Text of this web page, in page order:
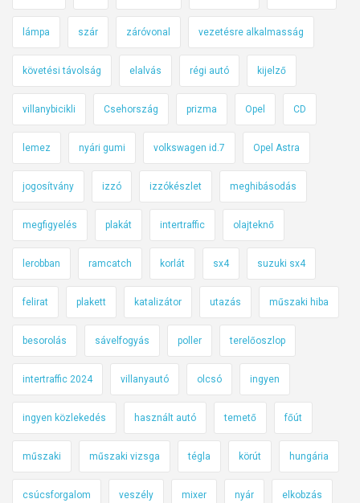
lámpa szár záróvonal vezetésre alkalmasság
követési távolság elalvás régi autó kijelző
villanybicikli Csehország prizma Opel CD
lemez nyári gumi volkswagen id.7 Opel Astra
jogosítvány izzó izzókészlet meghibásodás
megfigyelés plakát intertraffic olajteknő
lerobban ramcatch korlát sx4 suzuki sx4
felirat plakett katalizátor utazás műszaki hiba
besorolás sávelfogyás poller terelőoszlop
intertraffic 2024 villanyautó olcsó ingyen
ingyen közlekedés használt autó temető főút
műszaki műszaki vizsga tégla körút hungária
csúcsforgalom veszély mixer nyár elkobzás